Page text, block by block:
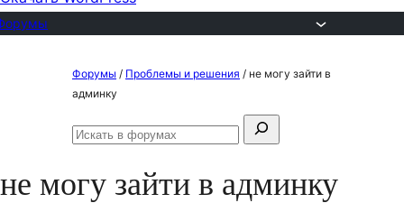
Форумы / Проблемы и решения / не могу зайти в
админку
Поиск:
Искать
не могу зайти в админку